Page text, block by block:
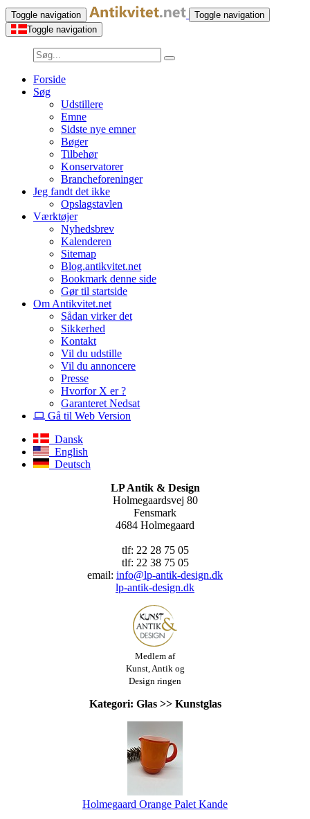
Toggle navigation
Toggle navigation
Toggle navigation
Forside
Søg
Udstillere
Emne
Sidste nye emner
Bøger
Tilbehør
Konservatorer
Brancheforeninger
Jeg fandt det ikke
Opslagstavlen
Værktøjer
Nyhedsbrev
Kalenderen
Sitemap
Blog.antikvitet.net
Bookmark denne side
Gør til startside
Om Antikvitet.net
Sådan virker det
Sikkerhed
Kontakt
Vil du udstille
Vil du annoncere
Presse
Hvorfor X er ?
Garanteret Nedsat
Gå til Web Version
Dansk
English
Deutsch
LP Antik & Design
Holmegaardsvej 80
Fensmark
4684 Holmegaard
tlf: 22 28 75 05
tlf: 22 38 75 05
email: info@lp-antik-design.dk
lp-antik-design.dk
Medlem af
Kunst, Antik og
Design ringen
Kategori: Glas >> Kunstglas
Holmegaard Orange Palet Kande